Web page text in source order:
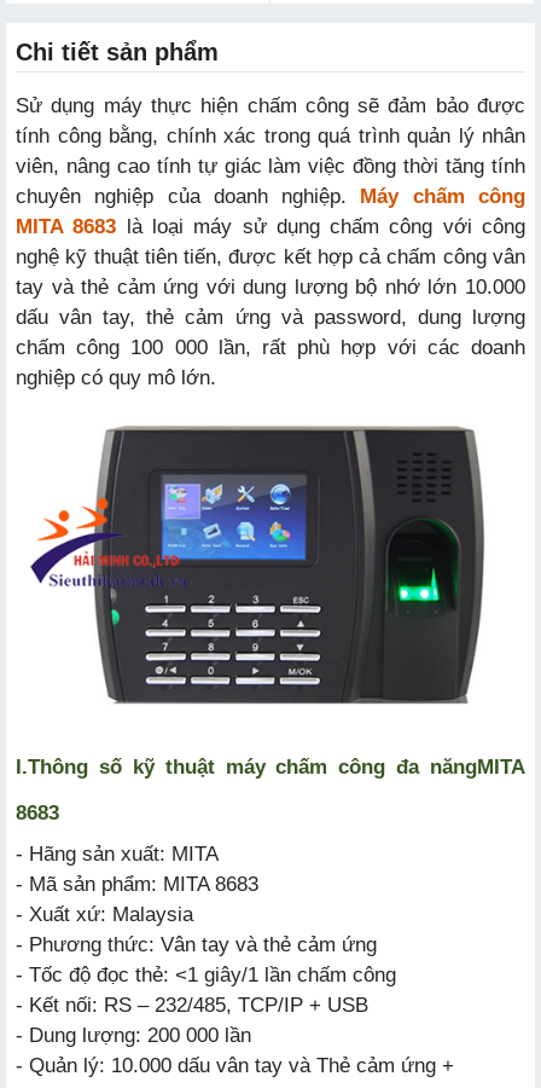
Chi tiết sản phẩm
Sử dụng máy thực hiện chấm công sẽ đảm bảo được
tính công bằng, chính xác trong quá trình quản lý nhân
viên, nâng cao tính tự giác làm việc đồng thời tăng tính
chuyên nghiệp của doanh nghiệp. Máy chấm công
MITA 8683 là loại máy sử dụng chấm công với công
nghệ kỹ thuật tiên tiến, được kết hợp cả chấm công vân
tay và thẻ cảm ứng với dung lượng bộ nhớ lớn 10.000
dấu vân tay, thẻ cảm ứng và password, dung lượng
chấm công 100 000 lần, rất phù hợp với các doanh
nghiệp có quy mô lớn.
I.Thông số kỹ thuậtmáy chấm công đa năngMITA
8683
- Hãng sản xuất: MITA
- Mã sản phẩm: MITA 8683
- Xuất xứ: Malaysia
- Phương thức: Vân tay và thẻ cảm ứng
- Tốc độ đọc thẻ: <1 giây/1 lần chấm công
- Kết nối: RS – 232/485, TCP/IP + USB
- Dung lượng: 200 000 lần
- Quản lý: 10.000 dấu vân tay và Thẻ cảm ứng +